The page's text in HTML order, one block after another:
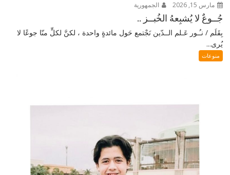
مارس 15, 2026 الجمهورية
جُــوعٌ لا يُشبِعهُ الخُبــز ..
بِقَلَم / نـُـور عَـلم الــدّين نَجْتمع حَول مائدةٍ واحدة ، لكنَّ لكلٍّ منّا جوعًا لا
يُرى...
منوعات